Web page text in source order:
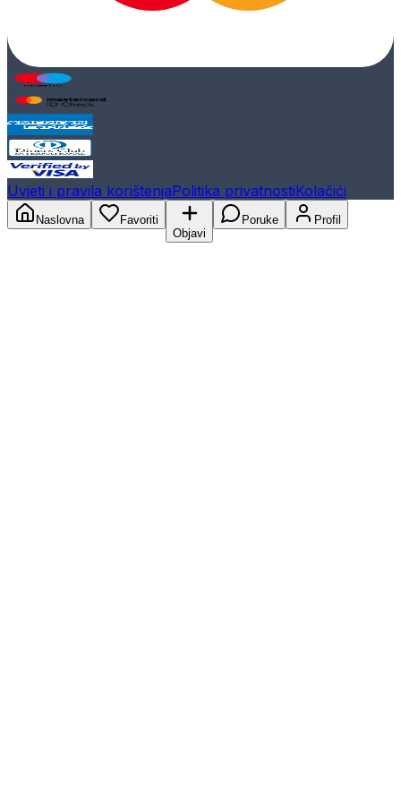
Uvjeti i pravila korištenjaPolitika privatnostiKolačići
Naslovna
Favoriti
Objavi
Poruke Profil